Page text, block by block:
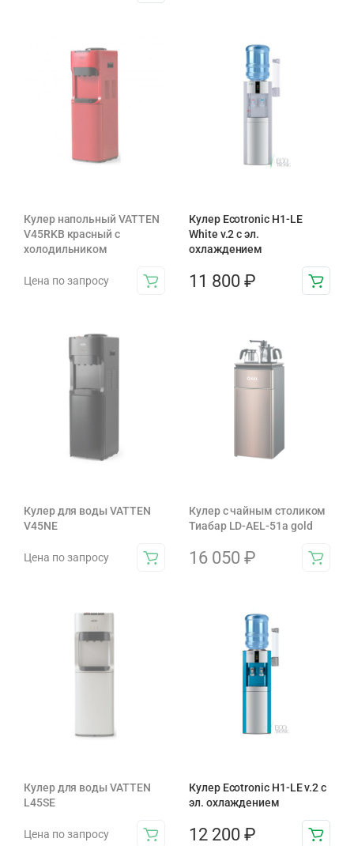
Кулер напольный VATTEN
V45RKB красный с
холодильником
Цена по запросу
Кулер Ecotronic H1-LE
White v.2 с эл.
охлаждением
11 800 ₽
Кулер для воды VATTEN
V45NE
Цена по запросу
Кулер с чайным столиком
Тиабар LD-AEL-51а gold
16 050 ₽
Кулер для воды VATTEN
L45SE
Цена по запросу
Кулер Ecotronic H1-LE v.2 с
эл. охлаждением
12 200 ₽